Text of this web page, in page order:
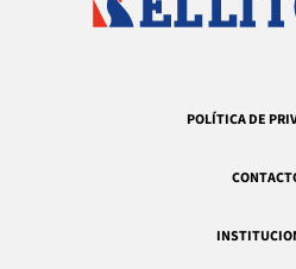
POLÍTICA DE